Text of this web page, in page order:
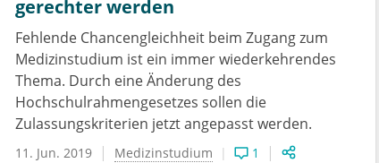
gerechter werden
Fehlende Chancengleichheit beim Zugang zum
Medizinstudium ist ein immer wiederkehrendes
Thema. Durch eine Änderung des
Hochschulrahmengesetzes sollen die
Zulassungskriterien jetzt angepasst werden.
11. Jun. 2019 Medizinstudium 1